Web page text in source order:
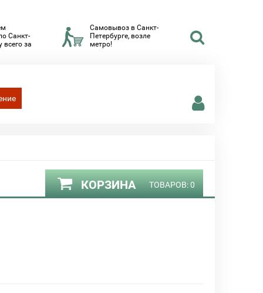
Самовывоз в Санкт-
Петербурге, возле
метро!
Санкт-
всего за
КОРЗИНА ТОВАРОВ:0